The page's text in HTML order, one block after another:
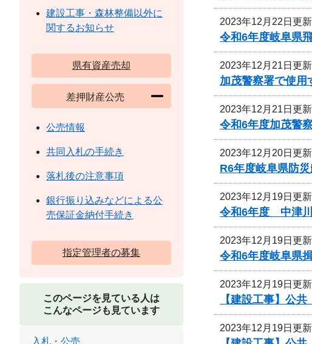
2023年12月22日更新
令和6年度岐阜県
2023年12月21日更新
加茂警察署で使用
2023年12月21日更新
令和6年度加茂警
2023年12月20日更新
R6年度岐阜県防
2023年12月19日更新
令和6年度 中津川
2023年12月19日更新
令和6年度岐阜県
2023年12月19日更新
【建設工事】公
2023年12月19日更新
建設工事・森林整備以外に
関するお知らせ
県有資産売却
差押財産公売
公売情報
共同入札の手続き
落札後の注意事項
銀行振り込みなどによる公
売保証金納付手続き
指定管理者の募集
このページを見ている人は
こんなページも見ています
入札・公売